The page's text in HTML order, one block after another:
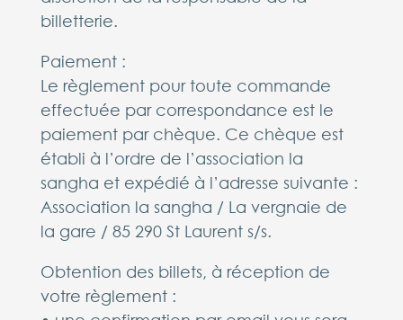
billetterie.
Paiement :
Le règlement pour toute commande
effectuée par correspondance est le
paiement par chèque. Ce chèque est
établi à l’ordre de l’association la
sangha et expédié à l’adresse suivante :
Association la sangha / La vergnaie de
la gare / 85 290 St Laurent s/s.
Obtention des billets, à réception de
votre règlement :